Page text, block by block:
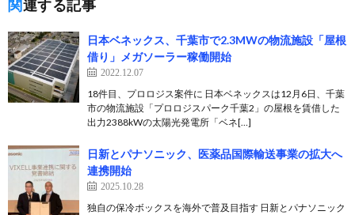
関連する記事
日本ベネックス、千葉市で2.3MWの物流施設「屋根
借り」メガソーラー稼働開始
2022.12.07
18件目、プロロジス案件に 日本ベネックスは12月6日、千葉
市の物流施設「プロロジスパーク千葉2」の屋根を賃借した
出力2388kWの太陽光発電所「ベネ[…]
日新とパナソニック、医薬品国際輸送事業の拡大へ
連携開始
2025.10.28
独自の保冷ボックスを海外で普及目指す 日新とパナソニック